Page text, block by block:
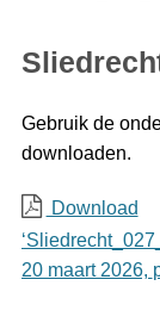
Gebruik de
downloaden.
Download
20 maart 2026,